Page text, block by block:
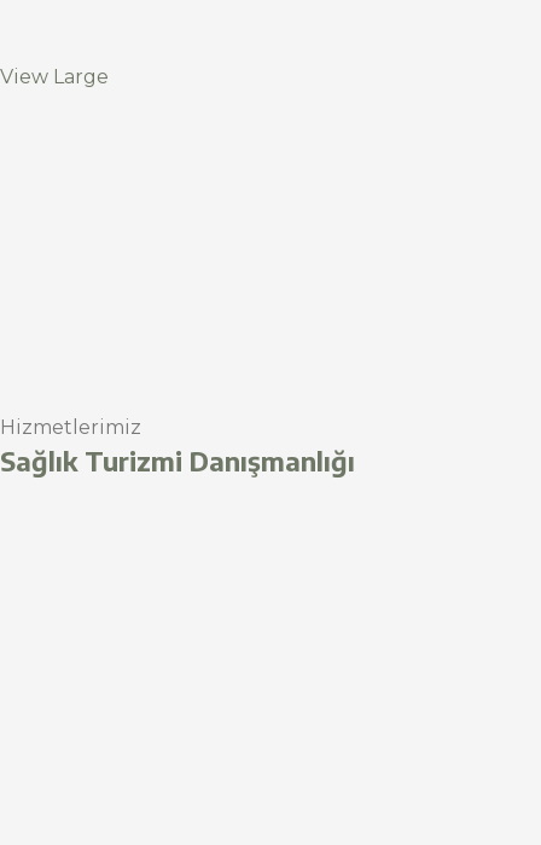
View Large
Hizmetlerimiz
Sağlık Turizmi Danışmanlığı